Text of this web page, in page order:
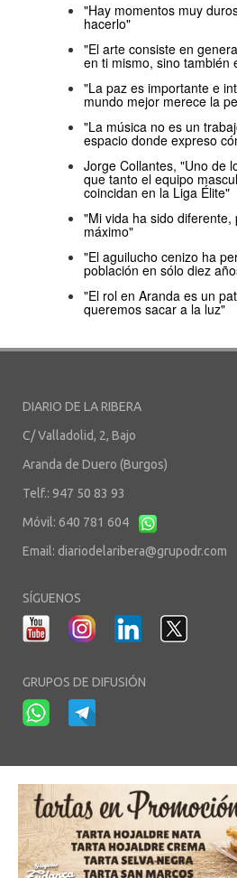
"Hay momentos muy
hacerlo"
"El arte consiste en
en ti mismo, sino también
"La paz es importante e
mundo mejor merece la
"La música no es un
espacio donde expreso
Jorge Collantes, "Uno de
que tanto el equipo
coincidan en la Liga Élite"
"Mi vida ha sido diferente,
máximo"
"El aguilucho cenizo ha
población en sólo diez
"El rol en Aranda es un
queremos sacar a la luz"
DIARIO DE LA RIBERA
C/ Valladolid, 2, Bajo
Aranda de Duero (Burgos)
Telf.: 947 50 83 93
Móvil: 640 781 604
Email: diariodelaribera@grupodr.com
SÍGUENOS
GRUPOS DE DIFUSIÓN
Aviso Legal -Política de Privacidad-Política